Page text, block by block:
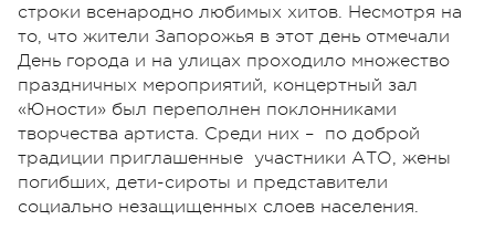
строки всенародно любимых хитов. Несмотря на
то, что жители Запорожья в этот день отмечали
День города и на улицах проходило множество
праздничных мероприятий, концертный зал
«Юности» был переполнен поклонниками
творчества артиста. Среди них – по доброй
традиции приглашенные участники АТО, жены
погибших, дети-сироты и представители
социально незащищенных слоев населения.